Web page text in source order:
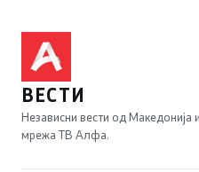
ВЕСТИ
Независни вести од Македонија
мрежа ТВ Алфа.